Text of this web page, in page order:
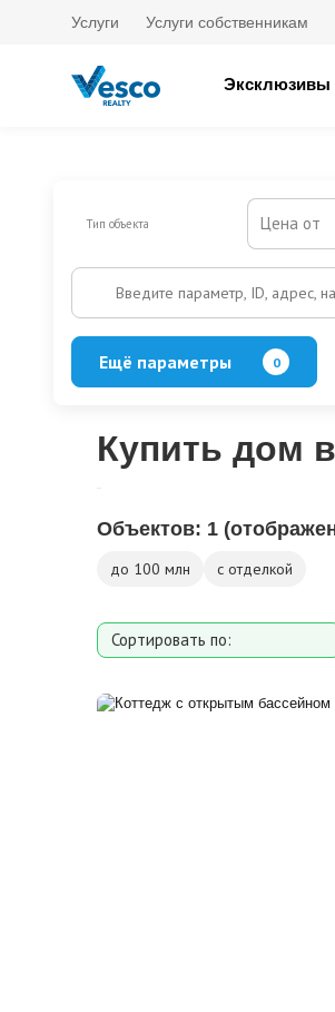
Услуги Услуги собственникам
Эксклюзивы
Тип объекта Цена от
Введите параметр, ID, адрес,
Ещё параметры 0
Купить дом
Объектов: 1
до 100 млн с отделкой
Сортировать по:
Площади участка